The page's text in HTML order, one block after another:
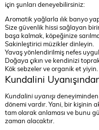
için şunları deneyebilirsiniz:
Aromatik yağlarla ılık banyo
Size güvenlik hissi sağlayan
başa kalmak, köpeğinize
Sakinleştirici müzikler dinleyin.
Yavaş yönlendirilmiş nefes
Doğaya çıkın ve kendinizi
Kök sebzeler ve organik et yiyin.
Kundalini
Kundalini uyanışı
dönemi vardır. Yani, bir kişinin
tam olarak anlaması ve bunu
zaman alacaktır.